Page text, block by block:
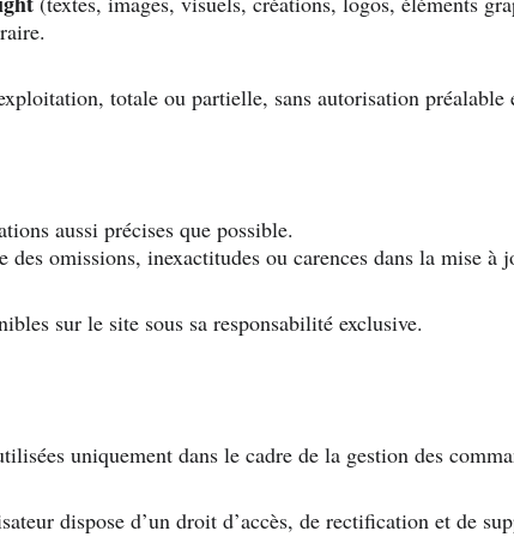
totale ou partielle, sans autorisation préalable
aussi précises que possible.
omissions, inexactitudes ou carences dans la mise à
sur le site sous sa responsabilité exclusive.
uniquement dans le cadre de la gestion des
dispose d’un droit d’accès, de rectification et de